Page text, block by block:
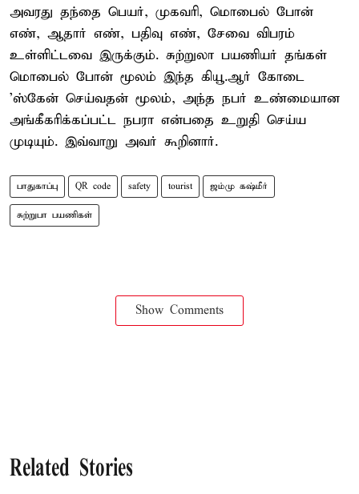
அவரது தந்தை பெயர், முகவரி, மொபைல் போன்
எண், ஆதார் எண், பதிவு எண், சேவை விபரம்
உள்ளிட்டவை இருக்கும். சுற்றுலா பயணியர் தங்கள்
மொபைல் போன் மூலம் இந்த கியூ.ஆர் கோடை
'ஸ்கேன் செய்வதன் மூலம், அந்த நபர் உண்மையான
அங்கீகரிக்கப்பட்ட நபரா என்பதை உறுதி செய்ய
முடியும். இவ்வாறு அவர் கூறினார்.
பாதுகாப்பு QR code safety tourist ஜம்மு கஷ்மீர்
சுற்றுபா பயணிகள்
Show Comments
Related Stories